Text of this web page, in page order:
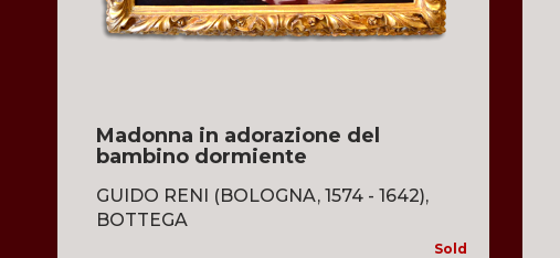
Madonna in adorazione del
bambino dormiente
GUIDO RENI (BOLOGNA, 1574 - 1642),
BOTTEGA
Sold